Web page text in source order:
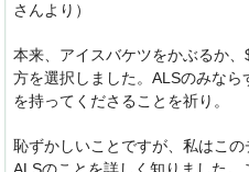
さんより）
本来、アイスバケツをかぶるか
方を選択しました。ALSのみな
を持ってくださることを祈り。
恥ずかしいことですが、私はこ
ALSのことを詳しく知りました